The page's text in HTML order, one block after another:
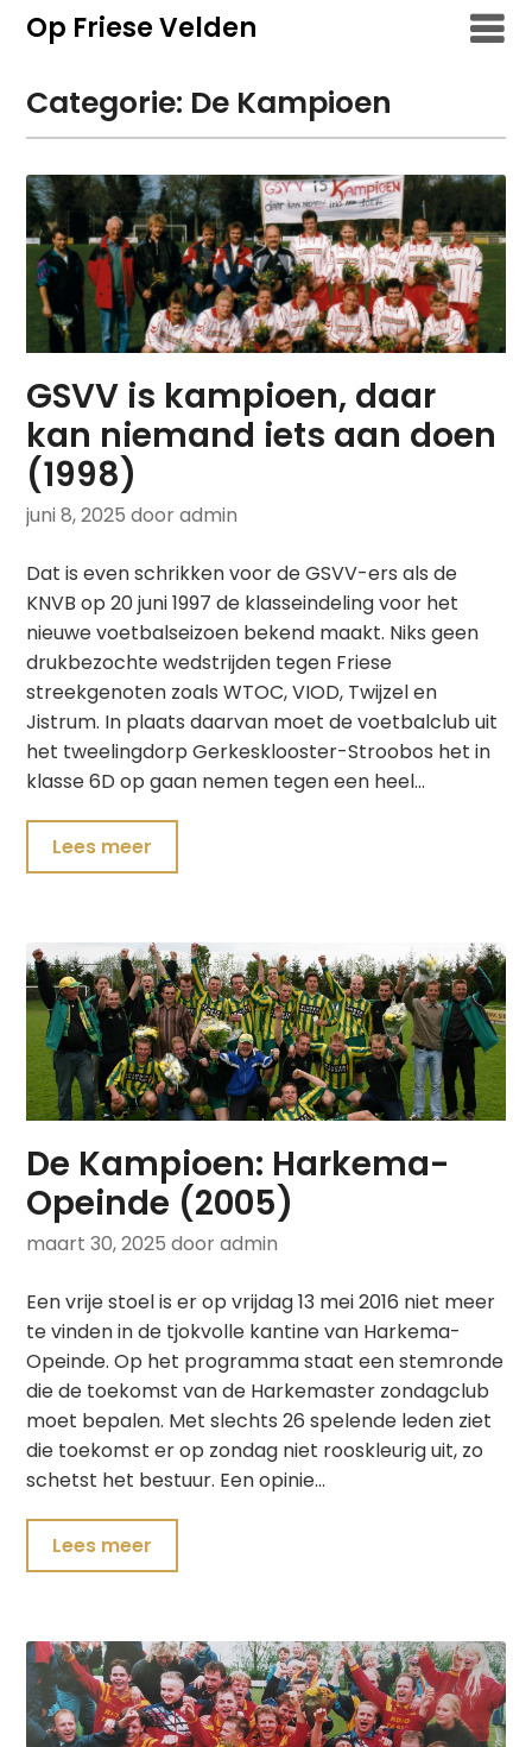
Overslaan
naarOp Friese Velden
Categorie: De Kampioen
GSVV is kampioen, daar
kan niemand iets aan doen
(1998)
juni 8, 2025 door admin
Dat is even schrikken voor de GSVV-ers als de
KNVB op 20 juni 1997 de klasseindeling voor het
nieuwe voetbalseizoen bekend maakt. Niks geen
drukbezochte wedstrijden tegen Friese
streekgenoten zoals WTOC, VIOD, Twijzel en
Jistrum. In plaats daarvan moet de voetbalclub uit
het tweelingdorp Gerkesklooster-Stroobos het in
klasse 6D op gaan nemen tegen een heel…
Lees meer
De Kampioen: Harkema-
Opeinde (2005)
maart 30, 2025 door admin
Een vrije stoel is er op vrijdag 13 mei 2016 niet meer
te vinden in de tjokvolle kantine van Harkema-
Opeinde. Op het programma staat een stemronde
die de toekomst van de Harkemaster zondagclub
moet bepalen. Met slechts 26 spelende leden ziet
die toekomst er op zondag niet rooskleurig uit, zo
schetst het bestuur. Een opinie…
Lees meer